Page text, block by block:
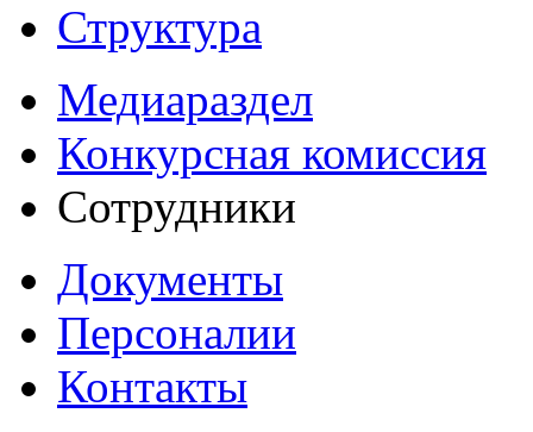
Структура
Медиараздел
Конкурсная комиссия
Сотрудники
Документы
Персоналии
Контакты